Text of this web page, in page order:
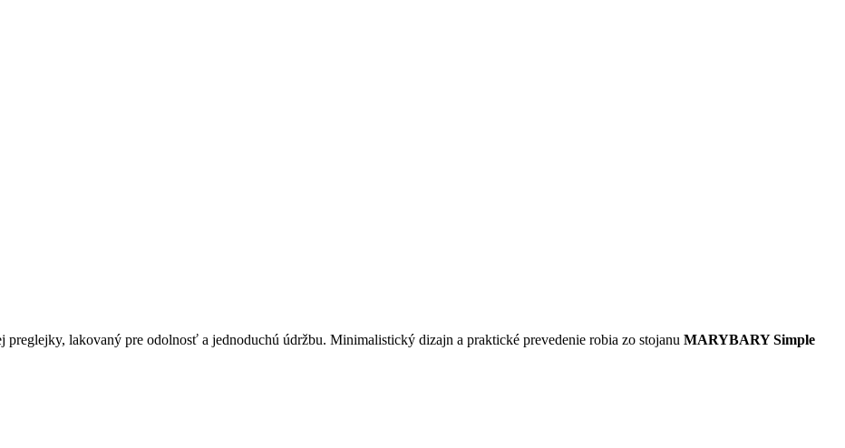
lakovaný pre odolnosť a jednoduchú údržbu. Minimalistický dizajn a praktické prevedenie robia zo stojanu MARYBARY Simple